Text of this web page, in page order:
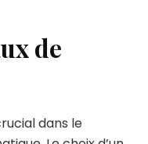
de
dans le